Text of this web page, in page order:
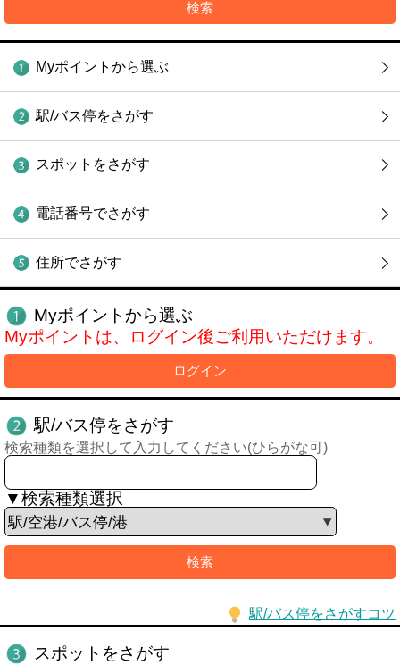
Myポイントから選ぶ
駅/バス停をさがす
スポットをさがす
電話番号でさがす
住所でさがす
Myポイントから選ぶ
Myポイントは、ログイン後ご利用いただけます。
ログイン
駅/バス停をさがす
検索種類を選択して入力してください(ひらがな可)
▼検索種類選択
駅/バス停をさがすコツ
スポットをさがす